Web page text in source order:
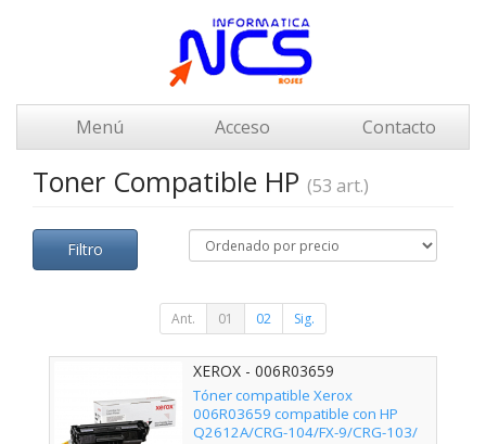
Menú Acceso Contacto
Toner Compatible HP (53 art.)
Filtro
Ant. 01 02 Sig.
XEROX - 006R03659
Tóner compatible Xerox
006R03659 compatible con HP
Q2612A/CRG-104/FX-9/CRG-103/